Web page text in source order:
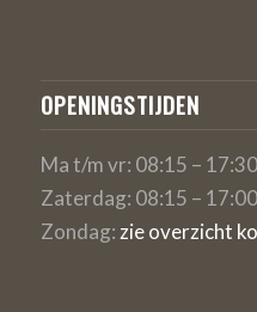
OPENINGSTIJDEN
Ma t/m vr: 08:15 –
Zaterdag: 08:15 –
Zondag: zie overzicht